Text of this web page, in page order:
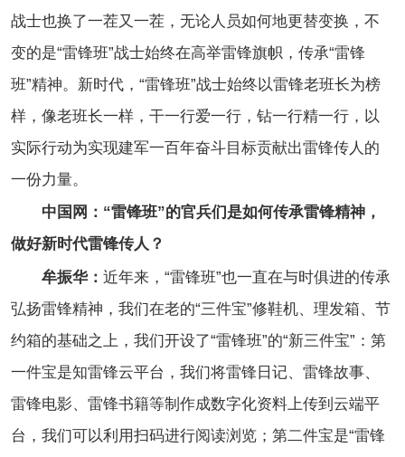
战士也换了一茬又一茬，无论人员如何地更替变换，不
变的是“雷锋班”战士始终在高举雷锋旗帜，传承“雷锋
班”精神。新时代，“雷锋班”战士始终以雷锋老班长为榜
样，像老班长一样，干一行爱一行，钻一行精一行，以
实际行动为实现建军一百年奋斗目标贡献出雷锋传人的
一份力量。
中国网：“雷锋班”的官兵们是如何传承雷锋精神，
做好新时代雷锋传人？
牟振华： 近年来，“雷锋班”也一直在与时俱进的传承
弘扬雷锋精神，我们在老的“三件宝”修鞋机、理发箱、节
约箱的基础之上，我们开设了“雷锋班”的“新三件宝”：第
一件宝是知雷锋云平台，我们将雷锋日记、雷锋故事、
雷锋电影、雷锋书籍等制作成数字化资料上传到云端平
台，我们可以利用扫码进行阅读浏览；第二件宝是“雷锋